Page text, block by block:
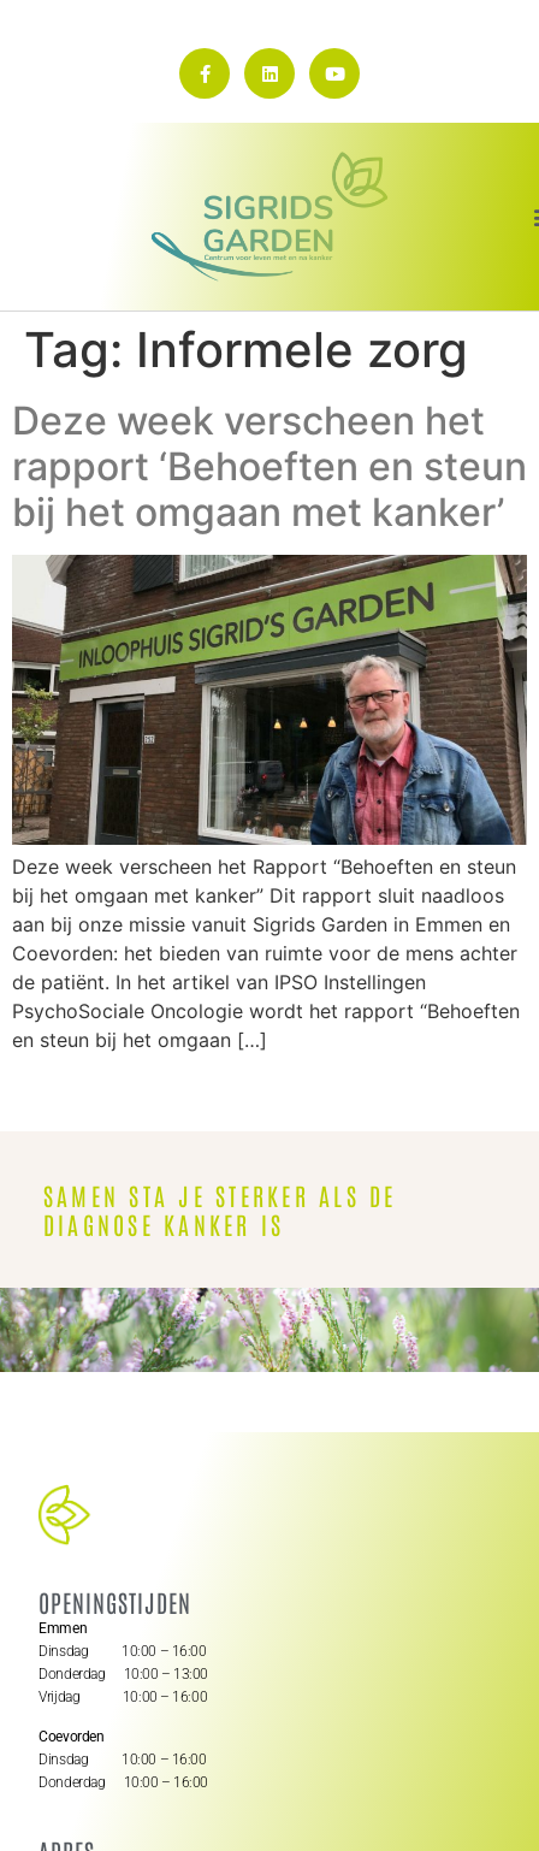
Tag: Informele zorg
Deze week verscheen het
rapport ‘Behoeften en steun
bij het omgaan met kanker’
Deze week verscheen het Rapport “Behoeften en steun
bij het omgaan met kanker” Dit rapport sluit naadloos
aan bij onze missie vanuit Sigrids Garden in Emmen en
Coevorden: het bieden van ruimte voor de mens achter
de patiënt. In het artikel van IPSO Instellingen
PsychoSociale Oncologie wordt het rapport “Behoeften
en steun bij het omgaan […]
SAMEN STA JE STERKER ALS DE
DIAGNOSE KANKER IS
OPENINGSTIJDEN
Emmen
Dinsdag 10:00 – 16:00
Donderdag 10:00 – 13:00
Vrijdag 10:00 – 16:00
Coevorden
Dinsdag 10:00 – 16:00
Donderdag 10:00 – 16:00